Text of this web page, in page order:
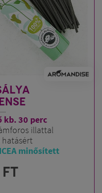
kb. 30 perc
illattal
minősített
FT